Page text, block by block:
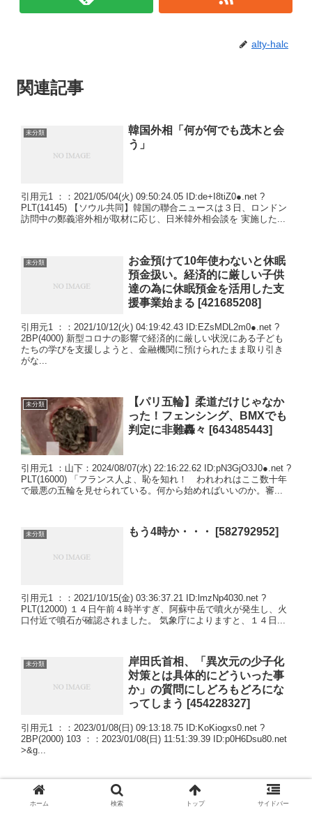
alty-halc
関連記事
未分類
韓国外相「何が何でも茂木と会
う」
引用元1 ：：2021/05/04(火) 09:50:24.05 ID:de+I8tiZ0●.net ?
PLT(14145) 【ソウル共同】韓国の聯合ニュースは３日、ロンドン
訪問中の鄭義溶外相が取材に応じ、日米韓外相会談を 実施した...
未分類
お金預けて10年使わないと休眠
預金扱い。経済的に厳しい子供
達の為に休眠預金を活用した支
援事業始まる [421685208]
引用元1 ：：2021/10/12(火) 04:19:42.43 ID:EZsMDL2m0●.net ?
2BP(4000) 新型コロナの影響で経済的に厳しい状況にある子ども
たちの学びを支援しようと、金融機関に預けられたまま取り引き
がな...
未分類
【パリ五輪】柔道だけじゃなか
った！フェンシング、BMXでも
判定に非難轟々 [643485443]
引用元1 ：山下：2024/08/07(水) 22:16:22.62 ID:pN3GjO3J0●.net ?
PLT(16000) 「フランス人よ、恥を知れ！ われわれはここ数十年
で最悪の五輪を見せられている。何から始めればいいのか。審...
未分類 もう4時か・・・ [582792952]
引用元1 ：：2021/10/15(金) 03:36:37.21 ID:lmzNp4030.net ?
PLT(12000) １４日午前４時半すぎ、阿蘇中岳で噴火が発生し、火
口付近で噴石が確認されました。 気象庁によりますと、１４日...
未分類
岸田氏首相、「異次元の少子化
対策とは具体的にどういった事
か」の質問にしどろもどろにな
ってしまう [454228327]
引用元1 ：：2023/01/08(日) 09:13:18.75 ID:KoKiogxs0.net ?
2BP(2000) 103 ：：2023/01/08(日) 11:51:39.39 ID:p0H6Dsu80.net
>&g...
未分類
ジャニーズ事務所メリー名誉会
長死去 93歳 肺炎で
ホーム 検索 トップ サイドバー